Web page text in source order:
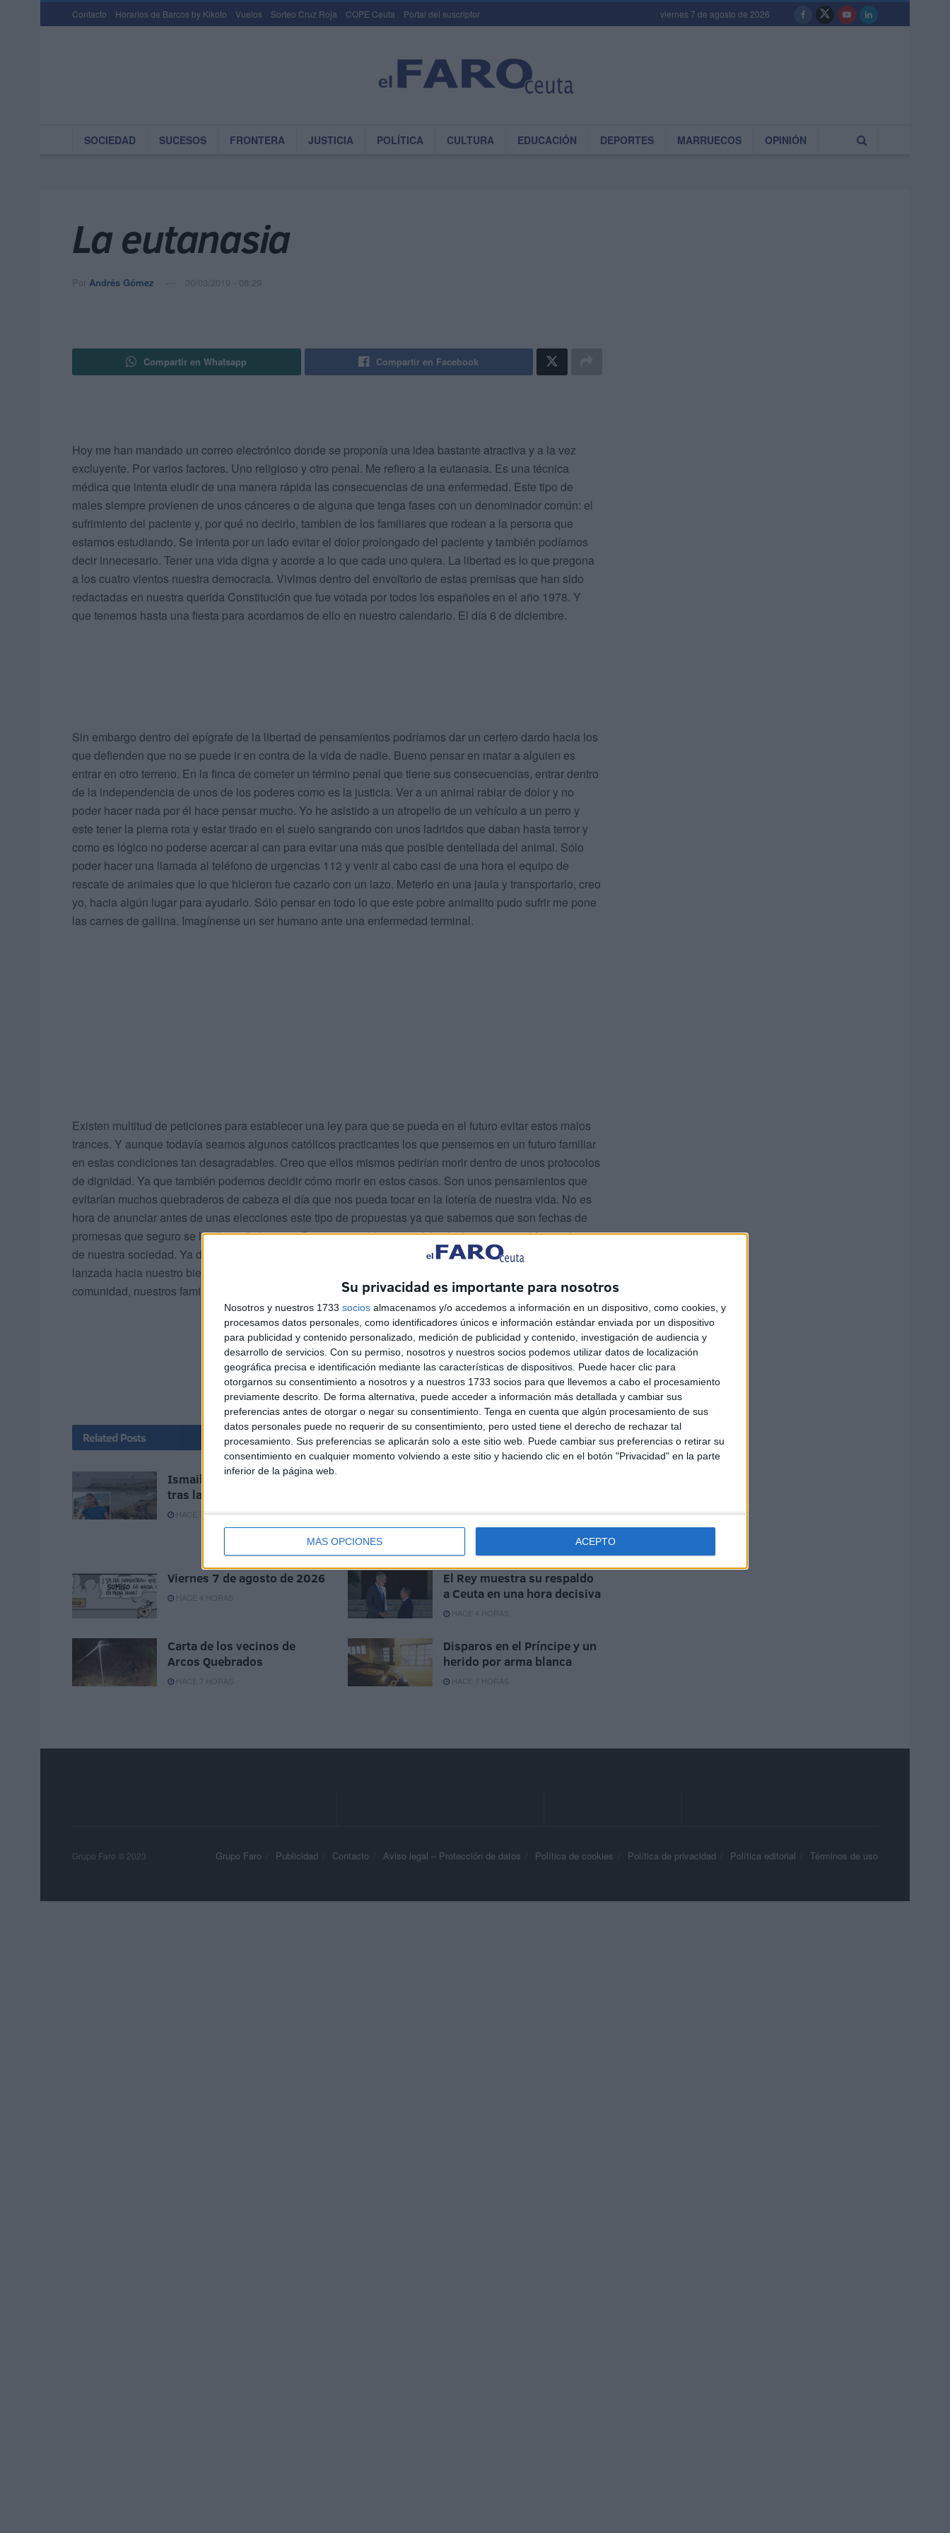
Su privacidad es importante para nosotros
Nosotros y nuestros 1733 socios almacenamos y/o accedemos a información en un dispositivo, como cookies, y
procesamos datos personales, como identificadores únicos e información estándar enviada por un dispositivo
para publicidad y contenido personalizado, medición de publicidad y contenido, investigación de audiencia y
desarrollo de servicios. Con su permiso, nosotros y nuestros socios podemos utilizar datos de localización
geográfica precisa e identificación mediante las características de dispositivos. Puede hacer clic para
otorgarnos su consentimiento a nosotros y a nuestros 1733 socios para que llevemos a cabo el procesamiento
previamente descrito. De forma alternativa, puede acceder a información más detallada y cambiar sus
preferencias antes de otorgar o negar su consentimiento. Tenga en cuenta que algún procesamiento de sus
datos personales puede no requerir de su consentimiento, pero usted tiene el derecho de rechazar tal
procesamiento. Sus preferencias se aplicarán solo a este sitio web. Puede cambiar sus preferencias o retirar su
consentimiento en cualquier momento volviendo a este sitio y haciendo clic en el botón "Privacidad" en la parte
inferior de la página web.
MÁS OPCIONES ACEPTO
Contacto Horarios de Barcos by Kikoto Vuelos Sorteo Cruz Roja COPE Ceuta Portal del suscriptor viernes 7 de agosto de 2026
SOCIEDAD SUCESOS FRONTERA JUSTICIA POLÍTICA CULTURA EDUCACIÓN DEPORTES MARRUECOS OPINIÓN
La eutanasia
Por Andrés Gómez 30/03/2019 - 08:29
Compartir en Whatsapp Compartir en Facebook
Hoy me han mandado un correo electrónico donde se proponía una idea bastante atractiva y a la vez
excluyente. Por varios factores. Uno religioso y otro penal. Me refiero a la eutanasia. Es una técnica
médica que intenta eludir de una manera rápida las consecuencias de una enfermedad. Este tipo de
males siempre provienen de unos cánceres o de alguna que tenga fases con un denominador común: el
sufrimiento del paciente y, por qué no decirlo, tambien de los familiares que rodean a la persona que
estamos estudiando. Se intenta por un lado evitar el dolor prolongado del paciente y también podíamos
decir innecesario. Tener una vida digna y acorde a lo que cada uno quiera. La libertad es lo que pregona
a los cuatro vientos nuestra democracia. Vivimos dentro del envoltorio de estas premisas que han sido
redactadas en nuestra querida Constitución que fue votada por todos los españoles en el año 1978. Y
que tenemos hasta una fiesta para acordarnos de ello en nuestro calendario. El día 6 de diciembre.
Sin embargo dentro del epígrafe de la libertad de pensamientos podríamos dar un certero dardo hacia los
que defienden que no se puede ir en contra de la vida de nadie. Bueno pensar en matar a alguien es
entrar en otro terreno. En la finca de cometer un término penal que tiene sus consecuencias, entrar dentro
de la independencia de unos de los poderes como es la justicia. Ver a un animal rabiar de dolor y no
poder hacer nada por él hace pensar mucho. Yo he asistido a un atropello de un vehículo a un perro y
este tener la pierna rota y estar tirado en el suelo sangrando con unos ladridos que daban hasta terror y
como es lógico no poderse acercar al can para evitar una más que posible dentellada del animal. Sólo
poder hacer una llamada al teléfono de urgencias 112 y venir al cabo casi de una hora el equipo de
rescate de animales que lo que hicieron fue cazarlo con un lazo. Meterlo en una jaula y transportarlo, creo
yo, hacia algún lugar para ayudarlo. Sólo pensar en todo lo que este pobre animalito pudo sufrir me pone
las carnes de gallina. Imagínense un ser humano ante una enfermedad terminal.
Existen multitud de peticiones para establecer una ley para que se pueda en el futuro evitar estos malos
trances. Y aunque todavía seamos algunos católicos practicantes los que pensemos en un futuro familiar
en estas condiciones tan desagradables. Creo que ellos mismos pedirían morir dentro de unos protocolos
de dignidad. Ya que también podemos decidir cómo morir en estos casos. Son unos pensamientos que
evitarían muchos quebraderos de cabeza el día que nos pueda tocar en la lotería de nuestra vida. No es
hora de anunciar antes de unas elecciones este tipo de propuestas ya que sabemos que son fechas de
promesas que seguro se las llevará el viento. Pero este problema no debería de existir en el futuro dentro
de nuestra sociedad. Ya debería de estar preparado los debidos protocolos de actuación. Es una piedra
lanzada hacia nuestro bienestar de un futuro no muy lejano nuestro, de nuestra sociedad, nuestra
comunidad, nuestros familiares y de nosotros mismos.
Related Posts
Ismail, uno de los rostros
tras la tragedia del Tarajal
HACE 7 MINUTOS
una ciudad que solo puede
atender a 30
Viernes 7 de agosto de 2026
HACE 4 HORAS
El Rey muestra su respaldo
a Ceuta en una hora decisiva
HACE 4 HORAS
Carta de los vecinos de
Arcos Quebrados
HACE 7 HORAS
Disparos en el Príncipe y un
herido por arma blanca
HACE 7 HORAS
Grupo Faro Publicidad Contacto Aviso legal – Protección de datos Política de cookies Política de privacidad Política editorial Términos de uso
Grupo Faro © 2023